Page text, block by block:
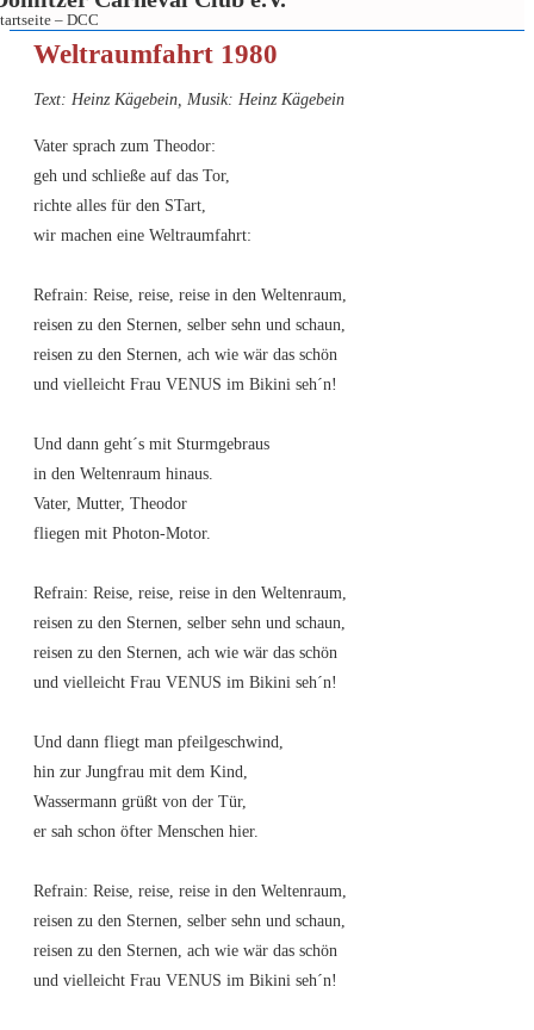
– DCC
Inhalt
Weltraumfahrt 1980
Text: Heinz Kägebein, Musik: Heinz Kägebein
Vater sprach zum Theodor:
geh und schließe auf das Tor,
richte alles für den STart,
wir machen eine Weltraumfahrt:
Refrain: Reise, reise, reise in den Weltenraum,
reisen zu den Sternen, selber sehn und schaun,
reisen zu den Sternen, ach wie wär das schön
und vielleicht Frau VENUS im Bikini seh´n!
Und dann geht´s mit Sturmgebraus
in den Weltenraum hinaus.
Vater, Mutter, Theodor
fliegen mit Photon-Motor.
Refrain: Reise, reise, reise in den Weltenraum,
reisen zu den Sternen, selber sehn und schaun,
reisen zu den Sternen, ach wie wär das schön
und vielleicht Frau VENUS im Bikini seh´n!
Und dann fliegt man pfeilgeschwind,
hin zur Jungfrau mit dem Kind,
Wassermann grüßt von der Tür,
er sah schon öfter Menschen hier.
Refrain: Reise, reise, reise in den Weltenraum,
reisen zu den Sternen, selber sehn und schaun,
reisen zu den Sternen, ach wie wär das schön
und vielleicht Frau VENUS im Bikini seh´n!